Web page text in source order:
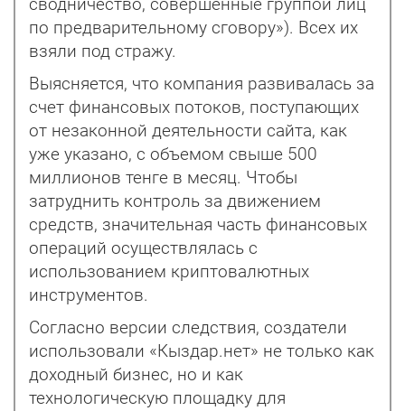
сводничество, совершенные группой лиц
по предварительному сговору»). Всех их
взяли под стражу.
Выясняется, что компания развивалась за
счет финансовых потоков, поступающих
от незаконной деятельности сайта, как
уже указано, с объемом свыше 500
миллионов тенге в месяц. Чтобы
затруднить контроль за движением
средств, значительная часть финансовых
операций осуществлялась с
использованием криптовалютных
инструментов.
Согласно версии следствия, создатели
использовали «Кыздар.нет» не только как
доходный бизнес, но и как
технологическую площадку для